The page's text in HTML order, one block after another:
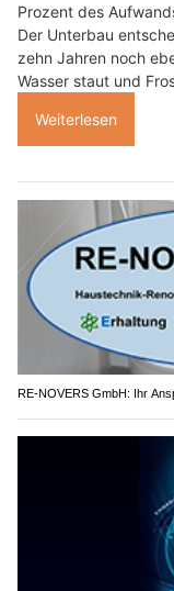
Prozent des
Der Unterbau
zehn Jahren noch
Wasser staut und
Weiterlesen
RE-NOVERS GmbH: Ihr